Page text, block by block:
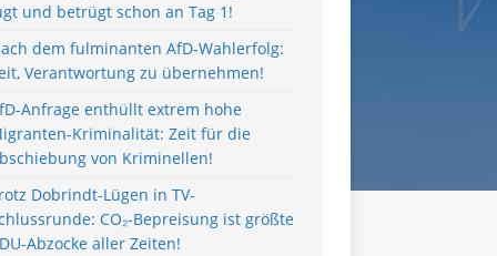
und betrügt schon an Tag 1!
dem fulminanten AfD-Wahlerfolg:
Verantwortung zu übernehmen!
Anfrage enthüllt extrem hohe
Kriminalität: Zeit für die
von Kriminellen!
Dobrindt-Lügen in TV-
CO₂-Bepreisung ist größte
Abzocke aller Zeiten!